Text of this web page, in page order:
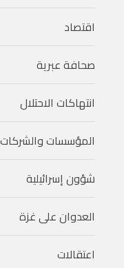
اقتصاد
صحافة عبرية
انتهاكات الاحتلال
المؤسسات والشركات
شؤون إسرائيلية
العدوان على غزة
اعتقالات